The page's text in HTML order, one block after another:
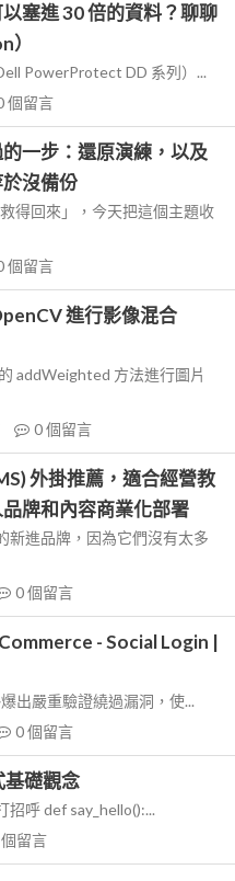
塞進 30 倍的資料？聊聊
PowerProtect DD 系列）...
個留言
一步：還原演練，以及
沒備份
得回來」，今天把這個主題收
個留言
進行影像混合
addWeighted 方法進行圖片
0個留言
外掛推薦，適合經營教
牌和內容商業化部署
新進品牌，因為它們沒有太多
0個留言
- Social Login |
出嚴重驗證繞過漏洞，使...
0個留言
基礎觀念
呼 def say_hello():...
個留言